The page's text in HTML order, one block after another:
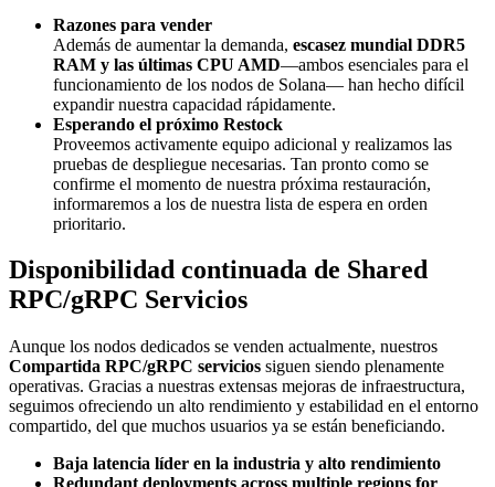
Razones para vender
Además de aumentar la demanda, escasez mundial DDR5
RAM y las últimas CPU AMD—ambos esenciales para el
funcionamiento de los nodos de Solana— han hecho difícil
expandir nuestra capacidad rápidamente.
Esperando el próximo Restock
Proveemos activamente equipo adicional y realizamos las
pruebas de despliegue necesarias. Tan pronto como se
confirme el momento de nuestra próxima restauración,
informaremos a los de nuestra lista de espera en orden
prioritario.
Disponibilidad continuada de Shared
RPC/gRPC Servicios
Aunque los nodos dedicados se venden actualmente, nuestros
Compartida RPC/gRPC servicios siguen siendo plenamente
operativas. Gracias a nuestras extensas mejoras de infraestructura,
seguimos ofreciendo un alto rendimiento y estabilidad en el entorno
compartido, del que muchos usuarios ya se están beneficiando.
Baja latencia líder en la industria y alto rendimiento